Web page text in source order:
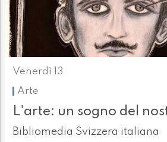
Venerdì 13
Arte
L'arte: un sogno del
Bibliomedia Svizzera italiana